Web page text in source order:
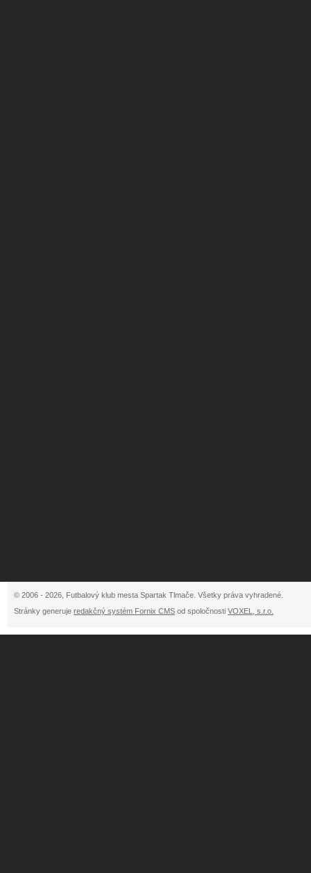
© 2006 - 2026, Futbalový klub mesta Spartak Tlmače. Všetky práva vyhradené.
Stránky generuje redakčný systém Fornix CMS od spoločnosti VOXEL, s.r.o.